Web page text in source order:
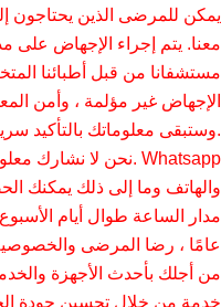
يمكن للمرضى الذين يحتاجون
معنا. يتم إجراء الإجهاض على
مستشفانا من قبل أطبائنا
الإجهاض غير مؤلمة ، وأمن
وستبقى معلوماتك بالتأكيد سرية.
والهاتف وما إلى ذلك يمكنك
عامًا ، رضا المرضى
من أجلك بأحدث الأجهزة
خدمة من خلال تحسين جودة